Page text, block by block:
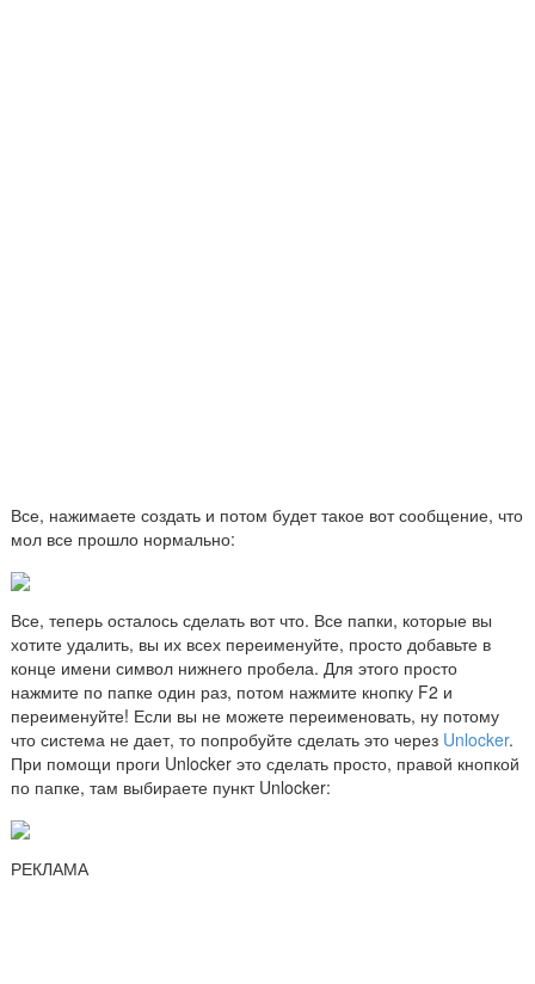
Все, нажимаете создать и потом будет такое вот сообщение, что
мол все прошло нормально:
Все, теперь осталось сделать вот что. Все папки, которые вы
хотите удалить, вы их всех переименуйте, просто добавьте в
конце имени символ нижнего пробела. Для этого просто
нажмите по папке один раз, потом нажмите кнопку F2 и
переименуйте! Если вы не можете переименовать, ну потому
что система не дает, то попробуйте сделать это через Unlocker.
При помощи проги Unlocker это сделать просто, правой кнопкой
по папке, там выбираете пункт Unlocker:
РЕКЛАМА